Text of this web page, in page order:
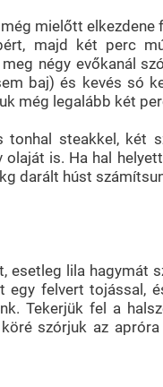
mielőtt
majd két perc
négy evőkanál
baj) és kevés só
még legalább két
tonhal steakkel, két
is. Ha hal
darált húst
lila hagymát
felvert tojással,
Tekerjük fel a
szórjuk az